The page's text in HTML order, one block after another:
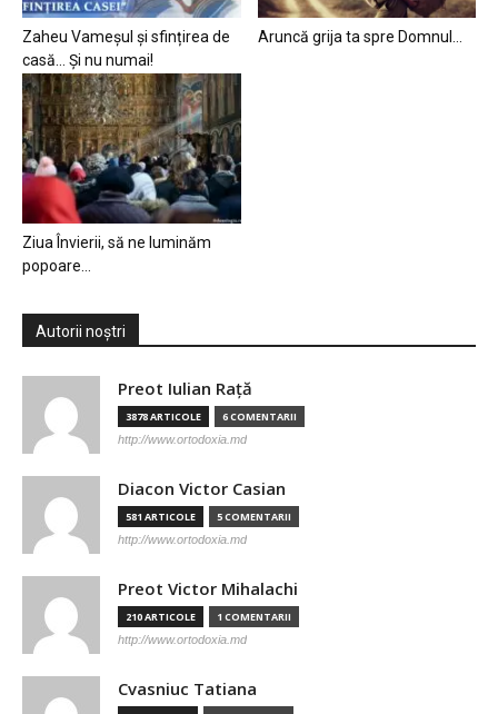
Zaheu Vameșul și sfințirea de
casă… Și nu numai!
Aruncă grija ta spre Domnul…
Ziua Învierii, să ne luminăm
popoare…
Autorii noștri
Preot Iulian Raţă
3878 ARTICOLE 6 COMENTARII
http://www.ortodoxia.md
Diacon Victor Casian
581 ARTICOLE 5 COMENTARII
http://www.ortodoxia.md
Preot Victor Mihalachi
210 ARTICOLE 1 COMENTARII
http://www.ortodoxia.md
Cvasniuc Tatiana